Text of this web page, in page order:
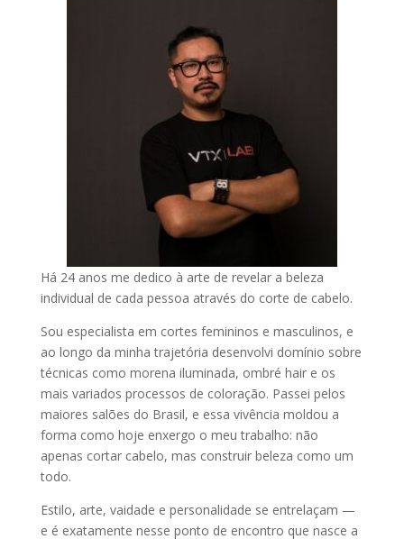
Há 24 anos me dedico à arte de revelar a beleza
individual de cada pessoa através do corte de cabelo.
Sou especialista em cortes femininos e masculinos, e
ao longo da minha trajetória desenvolvi domínio sobre
técnicas como morena iluminada, ombré hair e os
mais variados processos de coloração. Passei pelos
maiores salões do Brasil, e essa vivência moldou a
forma como hoje enxergo o meu trabalho: não
apenas cortar cabelo, mas construir beleza como um
todo.
Estilo, arte, vaidade e personalidade se entrelaçam —
e é exatamente nesse ponto de encontro que nasce a